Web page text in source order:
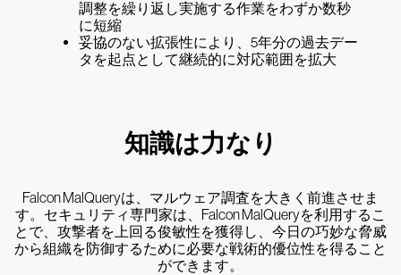
調整を繰り返し実施する作業をわずか数秒
に短縮
妥協のない拡張性により、5年分の過去デー
タを起点として継続的に対応範囲を拡大
知識は力なり
Falcon MalQueryは、マルウェア調査を大きく前進させま
す。セキュリティ専門家は、Falcon MalQueryを利用するこ
とで、攻撃者を上回る俊敏性を獲得し、今日の巧妙な脅威
から組織を防御するために必要な戦術的優位性を得ること
ができます。